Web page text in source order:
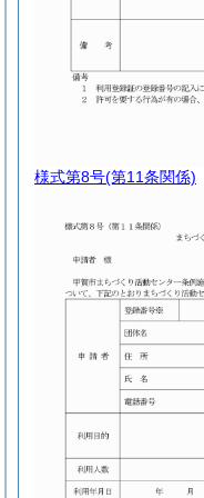
様式第8号(第11条関係)